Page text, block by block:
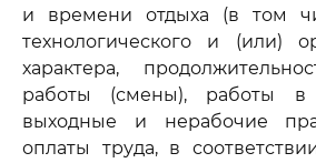
и времени отдыха (в том
технологического и (или)
характера,
работы (смены), работы в
выходные и нерабочие
оплаты труда, в